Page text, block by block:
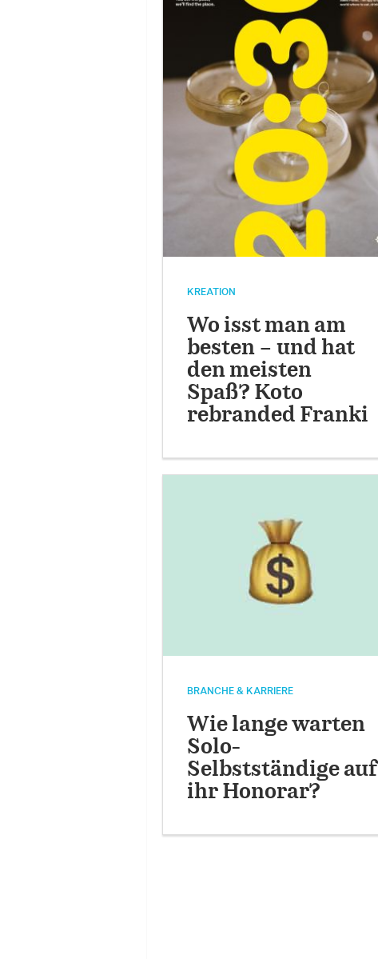
KREATION
Wo isst man am
besten – und hat
den meisten
Spaß? Koto
rebranded Franki
BRANCHE & KARRIERE
Wie lange warten
Solo-
Selbstständige auf
ihr Honorar?